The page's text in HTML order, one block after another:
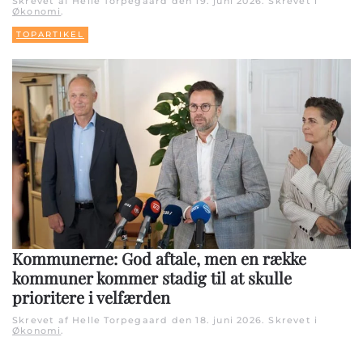
Økonomi.
TOPARTIKEL
Kommunerne: God aftale, men en række
kommuner kommer stadig til at skulle
prioritere i velfærden
Skrevet af Helle Torpegaard den18. juni 2026. Skrevet i
Økonomi.